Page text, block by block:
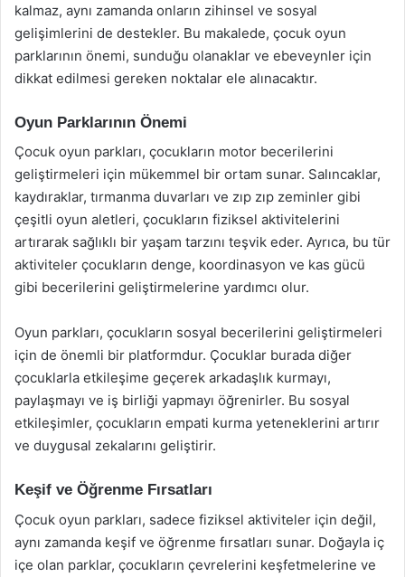
kalmaz, aynı zamanda onların zihinsel ve sosyal
gelişimlerini de destekler. Bu makalede, çocuk oyun
parklarının önemi, sunduğu olanaklar ve ebeveynler için
dikkat edilmesi gereken noktalar ele alınacaktır.
Oyun Parklarının Önemi
Çocuk oyun parkları, çocukların motor becerilerini
geliştirmeleri için mükemmel bir ortam sunar. Salıncaklar,
kaydıraklar, tırmanma duvarları ve zıp zıp zeminler gibi
çeşitli oyun aletleri, çocukların fiziksel aktivitelerini
artırarak sağlıklı bir yaşam tarzını teşvik eder. Ayrıca, bu tür
aktiviteler çocukların denge, koordinasyon ve kas gücü
gibi becerilerini geliştirmelerine yardımcı olur.
Oyun parkları, çocukların sosyal becerilerini geliştirmeleri
için de önemli bir platformdur. Çocuklar burada diğer
çocuklarla etkileşime geçerek arkadaşlık kurmayı,
paylaşmayı ve iş birliği yapmayı öğrenirler. Bu sosyal
etkileşimler, çocukların empati kurma yeteneklerini artırır
ve duygusal zekalarını geliştirir.
Keşif ve Öğrenme Fırsatları
Çocuk oyun parkları, sadece fiziksel aktiviteler için değil,
aynı zamanda keşif ve öğrenme fırsatları sunar. Doğayla iç
içe olan parklar, çocukların çevrelerini keşfetmelerine ve